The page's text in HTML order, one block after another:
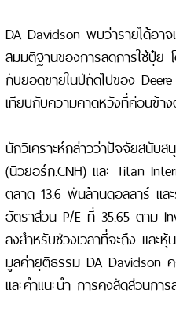
DA Davidson พบว่ารายได้อา
สมมติฐานของการลดการใช้ปุ๋ย
กับยอดขายในปีถัดไปของ
เทียบกับความคาดหวังที่ค่อนข้า
นักวิเคราะห์กล่าวว่าปัจจัยสนับ
(นิวยอร์ก:CNH) และ Titan
ตลาด 13.6 พันล้านดอลลาร์ แ
อัตราส่วน P/E ที่ 35.65 ตาม
ลงสําหรับช่วงเวลาที่จะถึง และ
มูลค่ายุติธรรม DA Davidson
และคําแนะนํา การคงสัดส่วนก